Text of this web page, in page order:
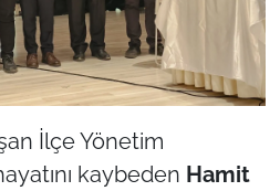
İlçe Yönetim
kaybeden Hamit